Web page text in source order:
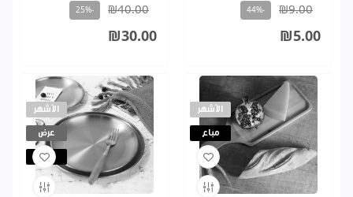
₪40.00
-25%
₪30.00
₪9.00
-44%
₪5.00
الأشهر
عرض
مباع
الأشهر
مباع